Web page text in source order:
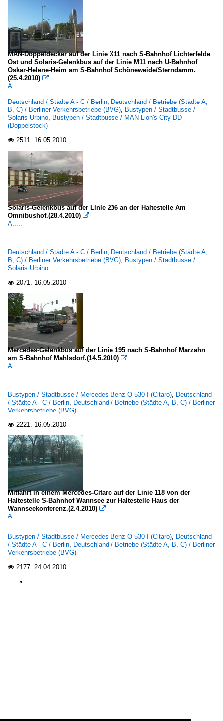
MAN-Doppeldecker auf der Linie X11 nach S-Bahnhof Lichterfelde
Ost und Solaris-Gelenkbus auf der Linie M11 nach U-Bahnhof
Oskar-Helene-Heim am S-Bahnhof Schöneweide/Sterndamm.
(25.4.2010) 
A.....
Deutschland / Städte A - C / Berlin, Deutschland / Betriebe (Städte A,
B, C) / Berliner Verkehrsbetriebe (BVG), Bustypen / Stadtbusse /
Solaris Urbino, Bustypen / Stadtbusse / MAN Lion's City DD
(Doppelstock)
 2511. 16.05.2010
Solaris-Gelenkbus auf der Linie 236 an der Haltestelle Am
Omnibushof.(28.4.2010) 
A.....
Deutschland / Städte A - C / Berlin, Deutschland / Betriebe (Städte A,
B, C) / Berliner Verkehrsbetriebe (BVG), Bustypen / Stadtbusse /
Solaris Urbino
 2071. 16.05.2010
Mercedes-Gelenkbus auf der Linie 195 nach S-Bahnhof Marzahn
am S-Bahnhof Mahlsdorf.(14.5.2010) 
A.....
Bustypen / Stadtbusse / Mercedes-Benz O 530 I (Citaro), Deutschland
/ Städte A - C / Berlin, Deutschland / Betriebe (Städte A, B, C) / Berliner
Verkehrsbetriebe (BVG)
 2221. 16.05.2010
Mitfahrt in einem Mercedes-Citaro auf der Linie 118 von der
Haltestelle S-Bahnhof Wannsee zur Haltestelle Haus der
Wannseekonferenz.(2.4.2010) 
A.....
Bustypen / Stadtbusse / Mercedes-Benz O 530 I (Citaro), Deutschland
/ Städte A - C / Berlin, Deutschland / Betriebe (Städte A, B, C) / Berliner
Verkehrsbetriebe (BVG)
 2177. 24.04.2010